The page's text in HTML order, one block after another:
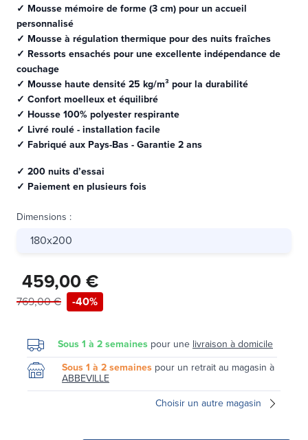
✓ Mousse mémoire de forme (3 cm) pour un accueil
personnalisé
✓ Mousse à régulation thermique pour des nuits fraîches
✓ Ressorts ensachés pour une excellente indépendance de
couchage
✓ Mousse haute densité 25 kg/m³ pour la durabilité
✓ Confort moelleux et équilibré
✓ Housse 100% polyester respirante
✓ Livré roulé - installation facile
✓ Fabriqué aux Pays-Bas - Garantie 2 ans
✓ 200 nuits d’essai
✓ Paiement en plusieurs fois
Dimensions :
180x200
459,00 €
769,00 € -40%
Sous 1 à 2 semaines pour unelivraison à domicile
Sous 1 à 2 semaines pour un retrait au magasin à
ABBEVILLE
Choisir un autre magasin